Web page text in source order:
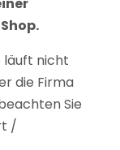
läuft nicht
die Firma
Sie
/